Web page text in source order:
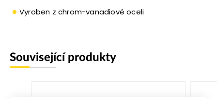
Vyroben z chrom-vanadiové oceli
Související produkty